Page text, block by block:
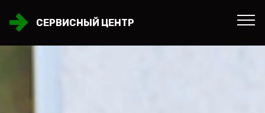
СЕРВИСНЫЙ ЦЕНТР